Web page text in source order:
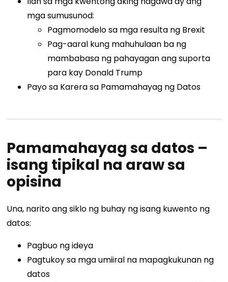
mga sumusunod:
Pagmomodelo sa mga resulta ng Brexit
Pag-aaral kung mahuhulaan ba ng
mambabasa ng pahayagan ang suporta
para kay Donald Trump
Payo sa Karera sa Pamamahayag ng Datos
Pamamahayag sa datos –
isang tipikal na araw sa
opisina
Una, narito ang siklo ng buhay ng isang kuwento ng
datos:
Pagbuo ng ideya
Pagtukoy sa mga umiiral na mapagkukunan ng
datos